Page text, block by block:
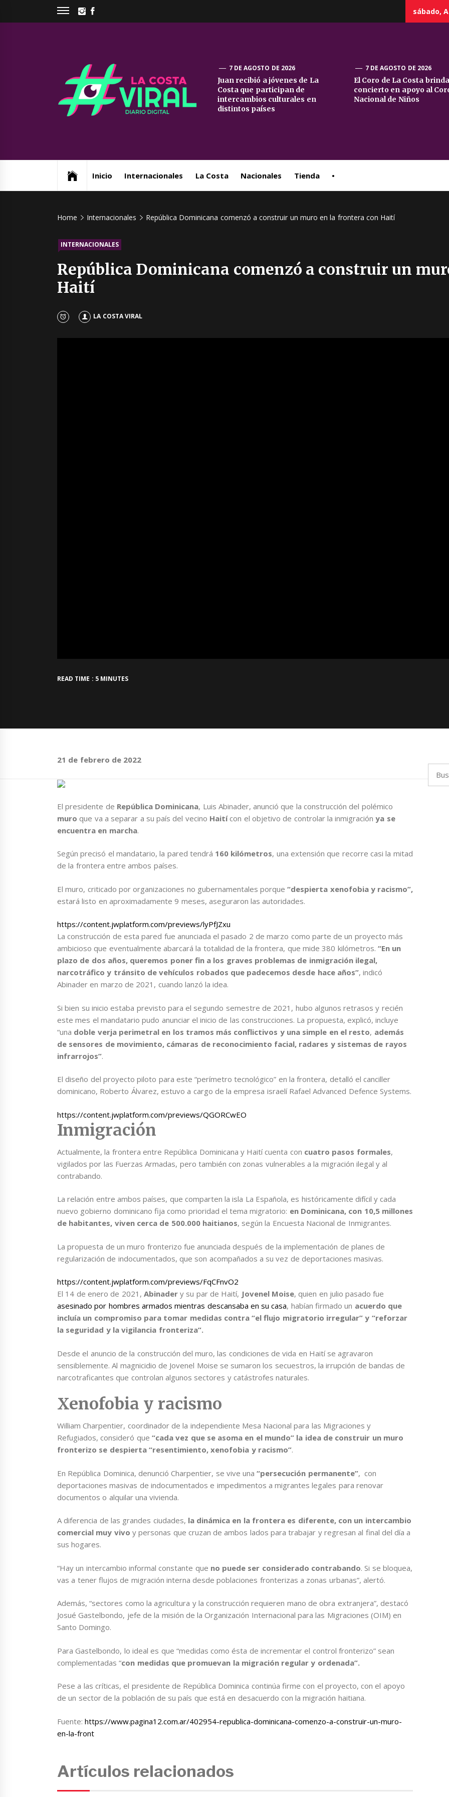
INSTAGRAM
sábado,
La
Costa
7 DE AGOSTO DE 2026
Juan recibió a jóvenes de La
Costa que participan de
intercambios culturales en
distintos países
7 DE AGOSTO DE 2026
El Coro de La Costa
concierto en apoyo al
Nacional de Niños
Inicio Internacionales La Costa Nacionales Tienda •
Home Internacionales República Dominicana comenzó a construir un muro en la frontera con Haití
INTERNACIONALES
República Dominicana comenzó a construir un
Haití
LA COSTA VIRAL
READ TIME : 5 MINUTES
21 de febrero de 2022
El presidente de República Dominicana, Luis Abinader, anunció que la construcción del polémico
muroque va a separar a su país del vecino Haitícon el objetivo de controlar la inmigración ya se
encuentra en marcha.
Según precisó el mandatario, la pared tendrá 160 kilómetros, una extensión que recorre casi la mitad
de la frontera entre ambos países.
El muro, criticado por organizaciones no gubernamentales porque “despierta xenofobia y racismo”,
estará listo en aproximadamente 9 meses, aseguraron las autoridades.
https://content.jwplatform.com/previews/lyPfJZxu
La construcción de esta pared fue anunciada el pasado 2 de marzo como parte de un proyecto más
ambicioso que eventualmente abarcará la totalidad de la frontera, que mide 380 kilómetros. “En un
plazo de dos años, queremos poner fin a los graves problemas de inmigración ilegal,
narcotráfico y tránsito de vehículos robados que padecemos desde hace años”, indicó
Abinader en marzo de 2021, cuando lanzó la idea.
Si bien su inicio estaba previsto para el segundo semestre de 2021, hubo algunos retrasos y recién
este mes el mandatario pudo anunciar el inicio de las construcciones. La propuesta, explicó, incluye
“una doble verja perimetral en los tramos más conflictivos y una simple en el resto, además
de sensores de movimiento, cámaras de reconocimiento facial, radares y sistemas de rayos
infrarrojos”.
El diseño del proyecto piloto para este “perímetro tecnológico” en la frontera, detalló el canciller
dominicano, Roberto Álvarez, estuvo a cargo de la empresa israelí Rafael Advanced Defence Systems.
https://content.jwplatform.com/previews/QGORCwEO
Inmigración
Actualmente, la frontera entre República Dominicana y Haití cuenta con cuatro pasos formales,
vigilados por las Fuerzas Armadas, pero también con zonas vulnerables a la migración ilegal y al
contrabando.
La relación entre ambos países, que comparten la isla La Española, es históricamente difícil y cada
nuevo gobierno dominicano fija como prioridad el tema migratorio: en Dominicana, con 10,5 millones
de habitantes, viven cerca de 500.000 haitianos, según la Encuesta Nacional de Inmigrantes.
La propuesta de un muro fronterizo fue anunciada después de la implementación de planes de
regularización de indocumentados, que son acompañados a su vez de deportaciones masivas.
https://content.jwplatform.com/previews/FqCFnvO2
El 14 de enero de 2021, Abinadery su par de Haití, Jovenel Moise, quien en julio pasado fue
asesinado por hombres armados mientras descansaba en su casa, habían firmado un acuerdo que
incluía un compromiso para tomar medidas contra “el flujo migratorio irregular” y “reforzar
la seguridad y la vigilancia fronteriza”.
Desde el anuncio de la construcción del muro, las condiciones de vida en Haití se agravaron
sensiblemente. Al magnicidio de Jovenel Moise se sumaron los secuestros, la irrupción de bandas de
narcotraficantes que controlan algunos sectores y catástrofes naturales.
Xenofobia y racismo
William Charpentier, coordinador de la independiente Mesa Nacional para las Migraciones y
Refugiados, consideró que “cada vez que se asoma en el mundo” la idea de construir un muro
fronterizo se despierta “resentimiento, xenofobia y racismo”.
En República Dominica, denunció Charpentier, se vive una “persecución permanente”, con
deportaciones masivas de indocumentados e impedimentos a migrantes legales para renovar
documentos o alquilar una vivienda.
A diferencia de las grandes ciudades, la dinámica en la frontera es diferente, con un intercambio
comercial muy vivo y personas que cruzan de ambos lados para trabajar y regresan al final del día a
sus hogares.
“Hay un intercambio informal constante que no puede ser considerado contrabando. Si se bloquea,
vas a tener flujos de migración interna desde poblaciones fronterizas a zonas urbanas”, alertó.
Además, “sectores como la agricultura y la construcción requieren mano de obra extranjera”, destacó
Josué Gastelbondo, jefe de la misión de la Organización Internacional para las Migraciones (OIM) en
Santo Domingo.
Para Gastelbondo, lo ideal es que “medidas como ésta de incrementar el control fronterizo” sean
complementadas “con medidas que promuevan la migración regular y ordenada”.
Pese a las críticas, el presidente de República Dominica continúa firme con el proyecto, con el apoyo
de un sector de la población de su país que está en desacuerdo con la migración haitiana.
Fuente:https://www.pagina12.com.ar/402954-republica-dominicana-comenzo-a-construir-un-muro-
en-la-front
Artículos relacionados